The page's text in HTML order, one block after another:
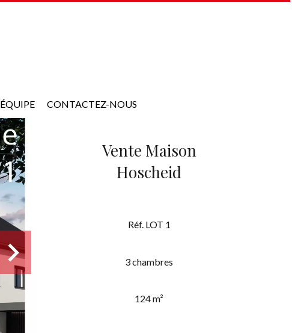
ÉQUIPE CONTACTEZ-NOUS
Vente Maison
Hoscheid
Réf. LOT 1
3 chambres
124 m²